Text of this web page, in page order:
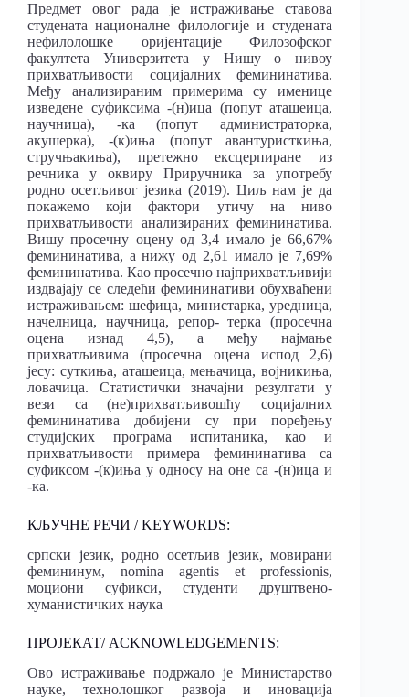
Предмет овог рада је истраживање ставова
студената националне филологије и студената
нефилолошке оријентације Филозофског
факултета Универзитета у Нишу о нивоу
прихватљивости социјалних фемининатива.
Међу анализираним примерима су именице
изведене суфиксима -(н)ица (попут аташеица,
научница), -ка (попут администраторка,
акушерка), -(к)иња (попут авантуристкиња,
стручњакиња), претежно ексцерпиране из
речника у оквиру Приручника за употребу
родно осетљивог језика (2019). Циљ нам је да
покажемо који фактори утичу на ниво
прихватљивости анализираних фемининатива.
Вишу просечну оцену од 3,4 имало је 66,67%
фемининатива, а нижу од 2,61 имало је 7,69%
фемининатива. Као просечно најприхватљивији
издвајају се следећи фемининативи обухваћени
истраживањем: шефица, министарка, уредница,
начелница, научница, репор- терка (просечна
оцена изнад 4,5), а међу најмање
прихватљивима (просечна оцена испод 2,6)
јесу: суткиња, аташеица, мењачица, војникиња,
ловачица. Статистички значајни резултати у
вези са (не)прихватљивошћу социјалних
фемининатива добијени су при поређењу
студијских програма испитаника, као и
прихватљивости примера фемининатива са
суфиксом -(к)иња у односу на оне са -(н)ица и
-ка.
КЉУЧНЕ РЕЧИ / KEYWORDS:
српски језик, родно осетљив језик, мовирани
фемининум, nomina agentis et professionis,
моциони суфикси, студенти друштвено-
хуманистичких наука
ПРОЈЕКАТ/ ACKNOWLEDGEMENTS:
Ово истраживање подржало je Министарство
науке, технолошког развоја и иновација